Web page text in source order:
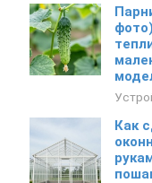
Как